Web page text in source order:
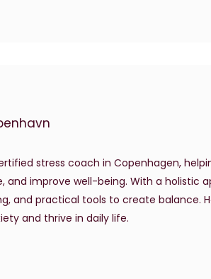
stress coach in Copenhagen,
and improve well-being. With a holistic
and practical tools to create balance.
and thrive in daily life.